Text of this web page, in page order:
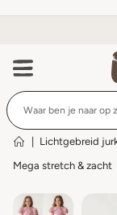
Lichtgebreid
Mega stretch & zacht